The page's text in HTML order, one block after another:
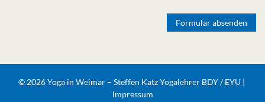
© 2026 Yoga in Weimar – Steffen Katz Yogalehrer BDY / EYU |
Impressum